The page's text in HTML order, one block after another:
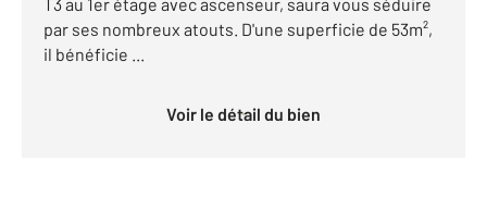
T3 au 1er étage avec ascenseur, saura vous séduire
par ses nombreux atouts. D'une superficie de 53m²,
il bénéficie ...
Voir le détail du bien